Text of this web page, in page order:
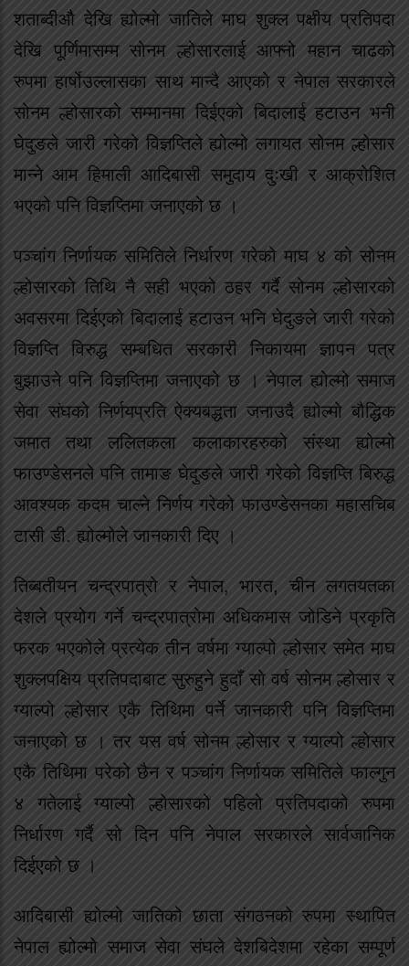
शताब्दीऔ देखि ह्योल्मो जातिले माघ शुक्ल पक्षीय प्रतिपदा
देखि पूर्णिमासम्म सोनम ल्होसारलाई आफ्नो महान चाढको
रुपमा हार्षोउल्लासका साथ मान्दै आएको र नेपाल सरकारले
सोनम ल्होसारको सम्मानमा दिईएको बिदालाई हटाउन भनी
घेदुङले जारी गरेको विज्ञप्तिले ह्योल्मो लगायत सोनम ल्होसार
मान्ने आम हिमाली आदिबासी समुदाय दुःखी र आक्रोशित
भएको पनि विज्ञप्तिमा जनाएको छ ।
पञ्चांग निर्णायक समितिले निर्धारण गरेको माघ ४ को सोनम
ल्होसारको तिथि नै सही भएको ठहर गर्दै सोनम ल्होसारको
अवसरमा दिईएको बिदालाई हटाउन भनि घेदुङले जारी गरेको
विज्ञप्ति विरुद्ध सम्बधित सरकारी निकायमा ज्ञापन पत्र
बुझाउने पनि विज्ञप्तिमा जनाएको छ । नेपाल ह्योल्मो समाज
सेवा संघको निर्णयप्रति ऐक्यबद्धता जनाउदै ह्योल्मो बौद्धिक
जमात तथा ललितकला कलाकारहरुको संस्था ह्योल्मो
फाउण्डेसनले पनि तामाङ घेदुङले जारी गरेको विज्ञप्ति बिरुद्ध
आवश्यक कदम चाल्ने निर्णय गरेको फाउण्डेसनका महासचिब
टासी डी. ह्योल्मोले जानकारी दिए ।
तिब्बतीयन चन्द्रपात्रो र नेपाल, भारत, चीन लगतयतका
देशले प्रयोग गर्ने चन्द्रपात्रोमा अधिकमास जोडिने प्रकृति
फरक भएकोले प्रत्येक तीन वर्षमा ग्याल्पो ल्होसार समेत माघ
शुक्लपक्षिय प्रतिपदाबाट सुरुहुने हुदाँ सो वर्ष सोनम ल्होसार र
ग्याल्पो ल्होसार एकै तिथिमा पर्ने जानकारी पनि विज्ञप्तिमा
जनाएको छ । तर यस वर्ष सोनम ल्होसार र ग्याल्पो ल्होसार
एकै तिथिमा परेको छैन र पञ्चांग निर्णायक समितिले फाल्गुन
४ गतेलाई ग्याल्पो ल्होसारको पहिलो प्रतिपदाको रुपमा
निर्धारण गर्दै सो दिन पनि नेपाल सरकारले सार्वजानिक
दिईएको छ ।
आदिबासी ह्योल्मो जातिको छाता संगठनको रुपमा स्थापित
नेपाल ह्योल्मो समाज सेवा संघले देशबिदेशमा रहेका सम्पूर्ण